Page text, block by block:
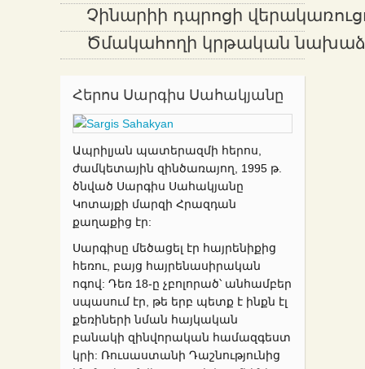
Չինարիի դպրոցի
Ծմակահողի կրթական
Հերոս Սարգիս Սահակյանը
Ապրիլյան պատերազմի հերոս,
ժամկետային զինծառայող, 1995 թ.
ծնված Սարգիս Սահակյանը
Կոտայքի մարզի Հրազդան
քաղաքից էր:
Սարգիսը մեծացել էր հայրենիքից
հեռու, բայց հայրենասիրական
ոգով: Դեռ 18-ը չբոլորած՝ անհամբեր
սպասում էր, թե երբ պետք է ինքն էլ
քեռիների նման հայկական
բանակի զինվորական համազգեստ
կրի: Ռուսաստանի Դաշնությունից